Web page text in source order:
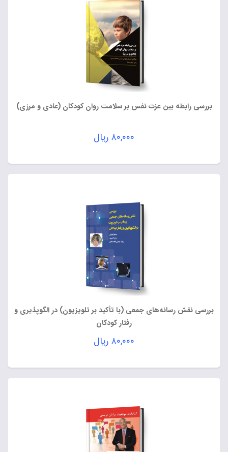
بررسی رابطه بین عزت نفس بر سلامت روان کودکان (عادی و مرزی)
۸۰,۰۰۰ ریال
بررسی نقش رسانه‌های جمعی (با تأکید بر تلویزیون) در الگوپذیری و
رفتار کودکان
۸۰,۰۰۰ ریال